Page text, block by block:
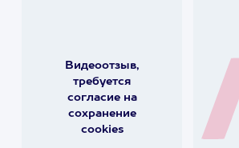
Видеоотзыв,
требуется
согласие на
сохранение
cookies